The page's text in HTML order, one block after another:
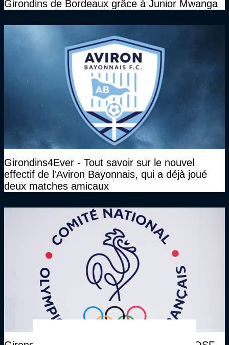
Girondins de Bordeaux grâce à Junior Mwanga
Girondins4Ever - Tout savoir sur le nouvel
effectif de l'Aviron Bayonnais, qui a déjà joué
deux matches amicaux